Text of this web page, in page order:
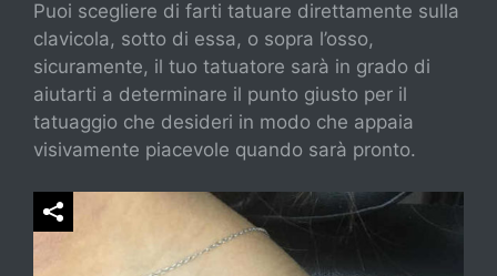
Puoi scegliere di farti tatuare direttamente sulla
clavicola, sotto di essa, o sopra l’osso,
sicuramente, il tuo tatuatore sarà in grado di
aiutarti a determinare il punto giusto per il
tatuaggio che desideri in modo che appaia
visivamente piacevole quando sarà pronto.